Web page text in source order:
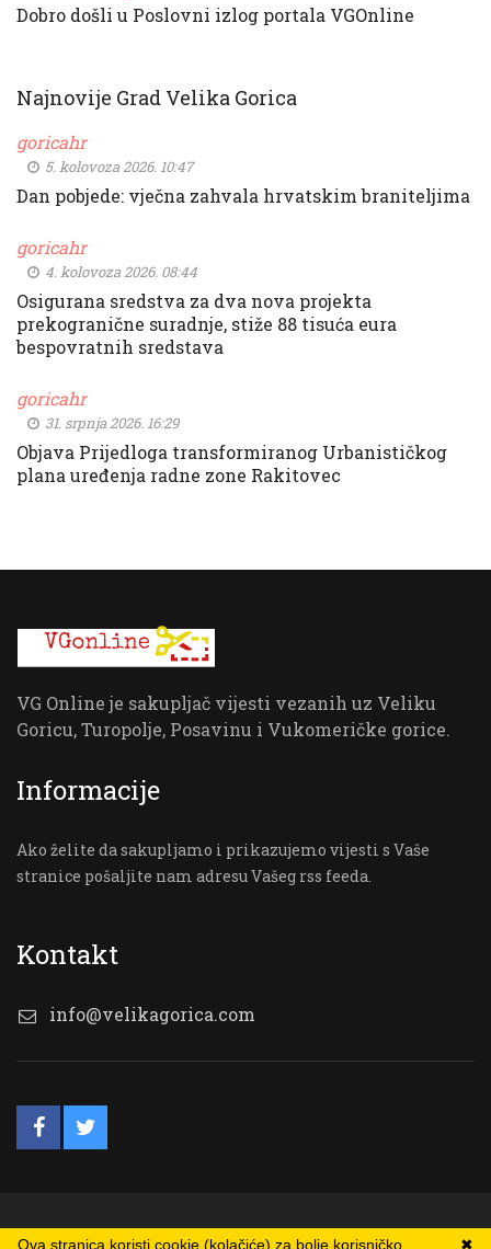
Dobro došli u Poslovni izlog portala VGOnline
Najnovije Grad Velika Gorica
goricahr
5. kolovoza 2026. 10:47
Dan pobjede: vječna zahvala hrvatskim braniteljima
goricahr
4. kolovoza 2026. 08:44
Osigurana sredstva za dva nova projekta
prekogranične suradnje, stiže 88 tisuća eura
bespovratnih sredstava
goricahr
31. srpnja 2026. 16:29
Objava Prijedloga transformiranog Urbanističkog
plana uređenja radne zone Rakitovec
VG Online je sakupljač vijesti vezanih uz Veliku
Goricu, Turopolje, Posavinu i Vukomeričke gorice.
Informacije
Ako želite da sakupljamo i prikazujemo vijesti s Vaše
stranice pošaljite nam adresu Vašeg rss feeda.
Kontakt
info@velikagorica.com
© VG Online ✖
Ova stranica koristi cookie (kolačiće) za bolje korisničko